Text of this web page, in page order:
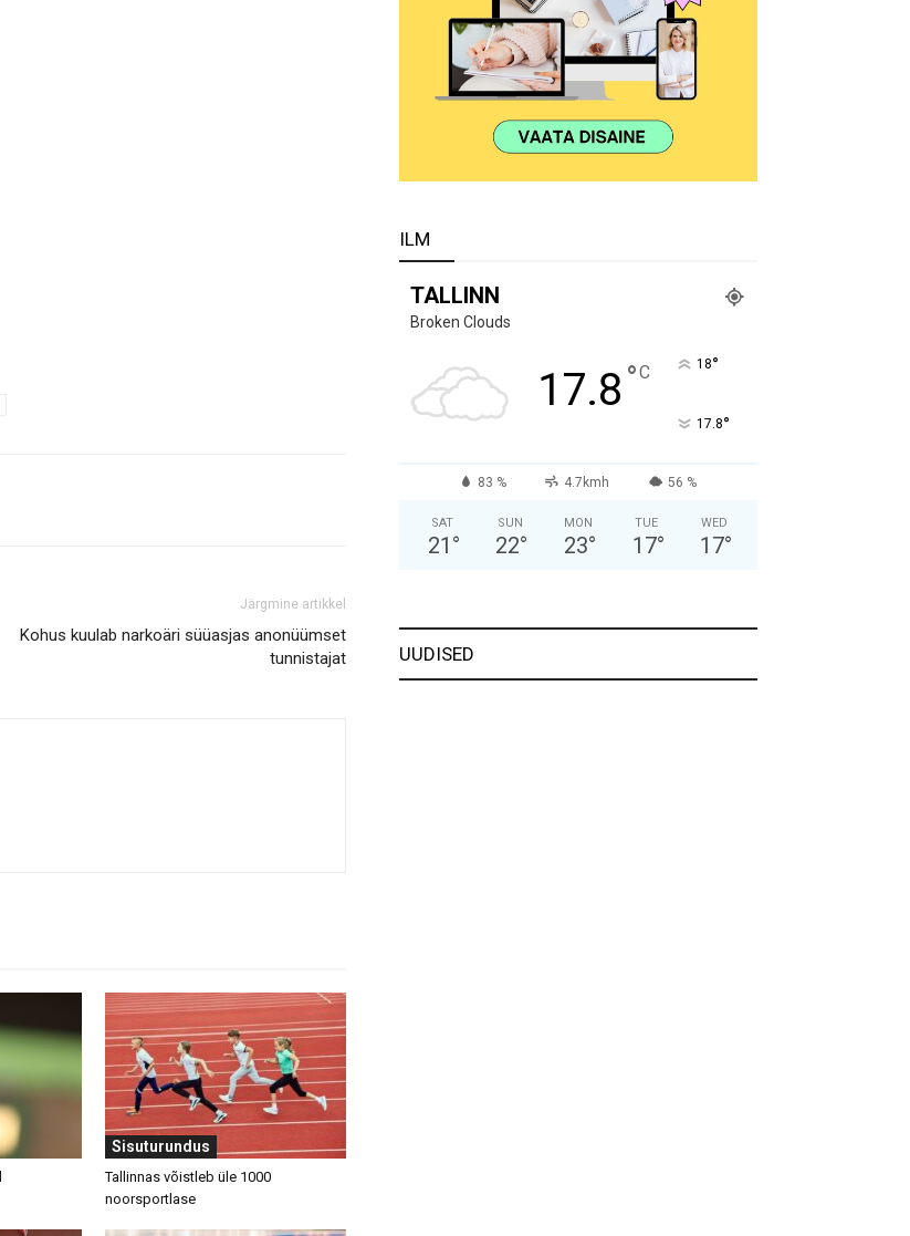
Järgmine artikkel
Kohus kuulab narkoäri süüasjas anonüümset
tunnistajat
Sisuturundus
Tallinnas võistleb üle 1000
noorsportlase
ILM
TALLINN
Broken Clouds
17.8 °C 18°
17.8°
83 % 4.7kmh 56 %
SAT
21 °
SUN
22°
MON
23°
TUE
17°
WED
17°
UUDISED